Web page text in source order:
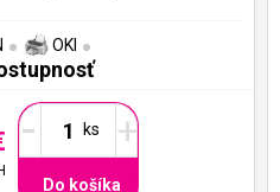
OKI
- +
Do košíka